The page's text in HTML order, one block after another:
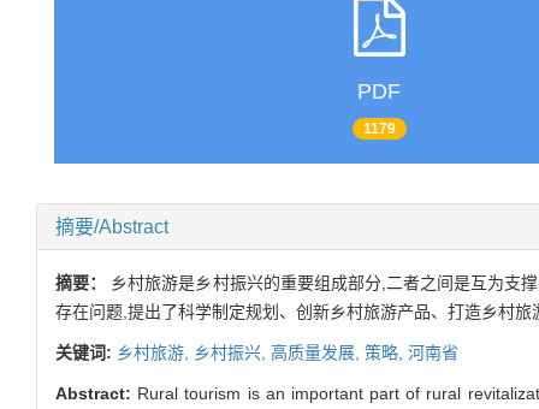
PDF
1179
摘要/Abstract
摘要：
乡村旅游是乡村振兴的重要组成部分,二者之间是互为支
存在问题,提出了科学制定规划、创新乡村旅游产品、打造乡村
关键词: 乡村旅游, 乡村振兴, 高质量发展, 策略, 河南省
Abstract: Rural tourism is an important part of rural